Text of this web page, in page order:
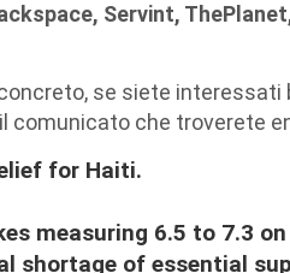
Servint,
se siete interessati
comunicato che troverete
for Haiti.
measuring 6.5 to 7.3
shortage of essential